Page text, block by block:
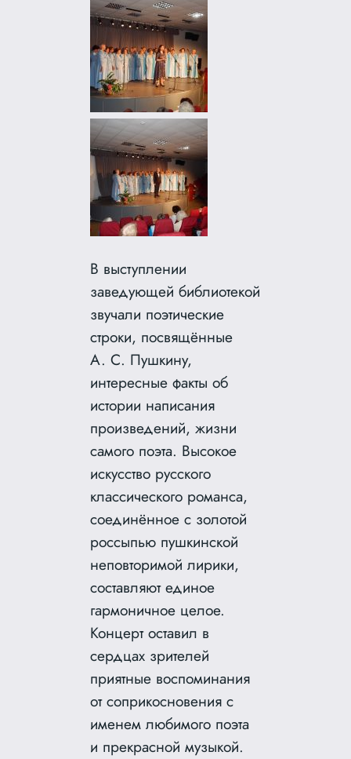
В выступлении
заведующей библиотекой
звучали поэтические
строки, посвящённые
А. С. Пушкину,
интересные факты об
истории написания
произведений, жизни
самого поэта. Высокое
искусство русского
классического романса,
соединённое с золотой
россыпью пушкинской
неповторимой лирики,
составляют единое
гармоничное целое.
Концерт оставил в
сердцах зрителей
приятные воспоминания
от соприкосновения с
именем любимого поэта
и прекрасной музыкой.